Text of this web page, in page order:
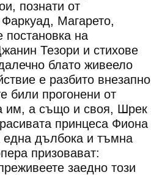
познати от
Магарето,
на
Тезори и стихове
блато живеело
е разбито внезапно
били прогонени от
им, а също и своя, Шрек
принцеса Фиона
дълбока и тъмна
призовават:
заедно този